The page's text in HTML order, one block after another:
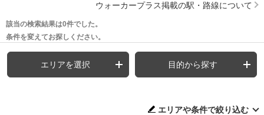
ウォーカープラス掲載の駅・路線について
該当の検索結果は0件でした。
条件を変えてお探しください。
エリアを選択 目的から探す
エリアや条件で絞り込む